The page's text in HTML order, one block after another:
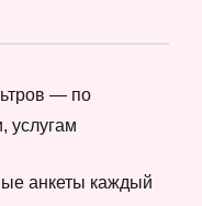
— по
услугам
анкеты каждый